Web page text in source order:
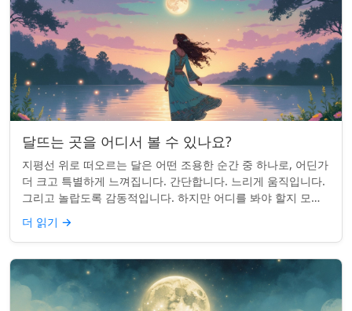
달뜨는 곳을 어디서 볼 수 있나요?
지평선 위로 떠오르는 달은 어떤 조용한 순간 중 하나로, 어딘가
더 크고 특별하게 느껴집니다. 간단합니다. 느리게 움직입니다.
그리고 놀랍도록 감동적입니다. 하지만 어디를 봐야 할지 모르
면 잡기 쉽지 않을 수 있습니...
더 읽기 →